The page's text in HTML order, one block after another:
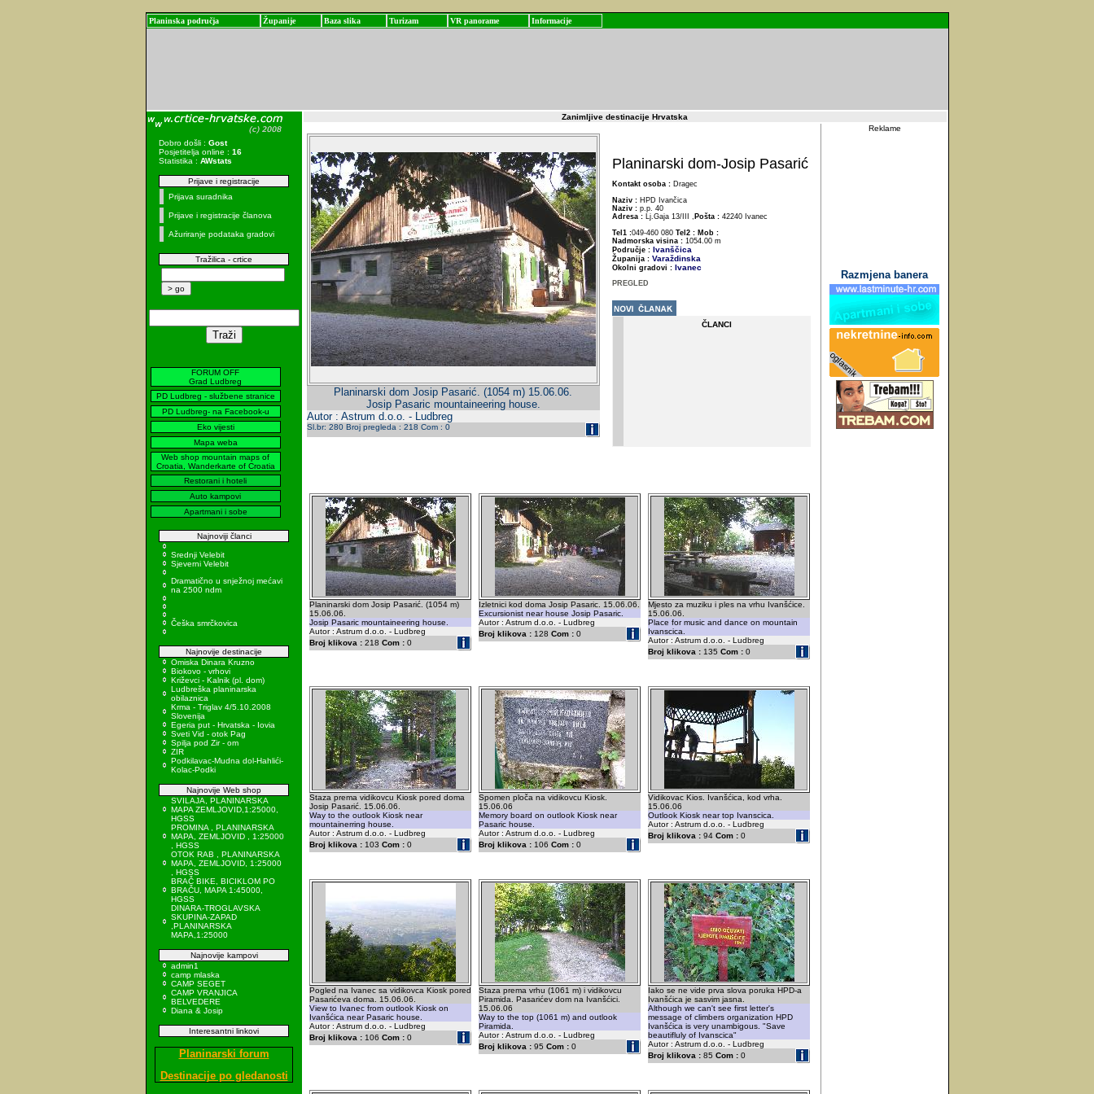
Planinska područja Županije Baza slika Turizam VR panorame Informacije
Dobro došli : Gost
Posjetitelja online : 16
Statistika : AWstats
Prijave i registracije
Prijava suradnika
Prijave i registracije članova
Ažuriranje podataka gradovi
Tražilica - crtice
FORUM OFF
Grad Ludbreg
PD Ludbreg - službene stranice
PD Ludbreg- na Facebook-u
Eko vijesti
Mapa weba
Web shop mountain maps of
Croatia, Wanderkarte of Croatia
Restorani i hoteli
Auto kampovi
Apartmani i sobe
Najnoviji članci
Srednji Velebit
Sjeverni Velebit
Dramatično u snježnoj mećavi
na 2500 ndm
Češka smrčkovica
Najnovije destinacije
Omiska Dinara Kruzno
Biokovo - vrhovi
Križevci - Kalnik (pl. dom)
Ludbreška planinarska
obilaznica
Krma - Triglav 4/5.10.2008
Slovenija
Egeria put - Hrvatska - Iovia
Sveti Vid - otok Pag
Spilja pod Zir - om
ZIR
Podkilavac-Mudna dol-Hahlići-
Kolac-Podki
Najnovije Web shop
SVILAJA, PLANINARSKA
MAPA ZEMLJOVID,1:25000,
HGSS
PROMINA , PLANINARSKA
MAPA, ZEMLJOVID , 1:25000
, HGSS
OTOK RAB , PLANINARSKA
MAPA, ZEMLJOVID, 1:25000
, HGSS
BRAČ BIKE, BICIKLOM PO
BRAČU, MAPA 1:45000,
HGSS
DINARA-TROGLAVSKA
SKUPINA-ZAPAD
,PLANINARSKA
MAPA,1:25000
Najnovije kampovi
admin1
camp mlaska
CAMP SEGET
CAMP VRANJICA
BELVEDERE
Diana & Josip
Interesantni linkovi
Planinarski forum
Destinacije po gledanosti
Zanimljive destinacije Hrvatska
Planinarski dom Josip Pasarić. (1054 m) 15.06.06.
Josip Pasaric mountaineering house.
Autor : Astrum d.o.o. - Ludbreg
Sl.br: 280 Broj pregleda : 218 Com : 0
Planinarski dom-Josip Pasarić
Kontakt osoba : Dragec
Naziv : HPD Ivančica
Naziv : p.p. 40
Adresa : Lj.Gaja 13/III , Pošta : 42240 Ivanec
Tel1 :049-460 080 Tel2 : Mob :
Nadmorska visina : 1054.00 m
Područje : Ivanščica
Županija : Varaždinska
Okolni gradovi : Ivanec
PREGLED
ČLANCI
Planinarski dom Josip Pasarić. (1054 m)
15.06.06.
Josip Pasaric mountaineering house.
Autor : Astrum d.o.o. - Ludbreg
Broj klikova : 218 Com : 0
Izletnici kod doma Josip Pasaric. 15.06.06.
Excursionist near house Josip Pasaric.
Autor : Astrum d.o.o. - Ludbreg
Broj klikova : 128 Com : 0
Mjesto za muziku i ples na vrhu Ivanšćice.
15.06.06.
Place for music and dance on mountain
Ivanscica.
Autor : Astrum d.o.o. - Ludbreg
Broj klikova : 135 Com : 0
Staza prema vidikovcu Kiosk pored doma
Josip Pasarić. 15.06.06.
Way to the outlook Kiosk near
mountainerring house.
Autor : Astrum d.o.o. - Ludbreg
Broj klikova : 103 Com : 0
Spomen ploča na vidikovcu Kiosk.
15.06.06
Memory board on outlook Kiosk near
Pasaric house.
Autor : Astrum d.o.o. - Ludbreg
Broj klikova : 106 Com : 0
Vidikovac Kios. Ivanšćica, kod vrha.
15.06.06
Outlook Kiosk near top Ivanscica.
Autor : Astrum d.o.o. - Ludbreg
Broj klikova : 94 Com : 0
Pogled na Ivanec sa vidikovca Kiosk pored
Pasarićeva doma. 15.06.06.
View to Ivanec from outlook Kiosk on
Ivanšćica near Pasaric house.
Autor : Astrum d.o.o. - Ludbreg
Broj klikova : 106 Com : 0
Staza prema vrhu (1061 m) i vidikovcu
Piramida. Pasarićev dom na Ivanšćici.
15.06.06
Way to the top (1061 m) and outlook
Piramida.
Autor : Astrum d.o.o. - Ludbreg
Broj klikova : 95 Com : 0
Iako se ne vide prva slova poruka HPD-a
Ivanšćica je sasvim jasna.
Although we can't see first letter's
message of climbers organization HPD
Ivanšćica is very unambigous. "Save
beautifluly of Ivanscica"
Autor : Astrum d.o.o. - Ludbreg
Broj klikova : 85 Com : 0
Reklame
Razmjena banera